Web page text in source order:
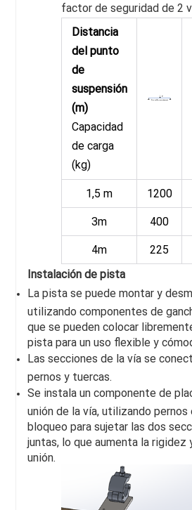
factor de seguridad de 2
Distancia
del punto
de
suspensión
(m)
Capacidad
de carga
(kg)
1,5 m 1200
3m 400
4m 225
Instalación de pista
La pista se puede montar y
utilizando componentes de
que se pueden colocar
pista para un uso flexible y
Las secciones de la vía se
pernos y tuercas.
Se instala un componente de
unión de la vía, utilizando pernos
bloqueo para sujetar las dos
juntas, lo que aumenta la rigidez
unión.